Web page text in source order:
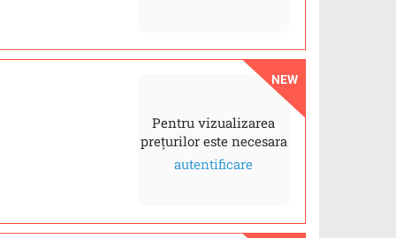
NEW
Pentru vizualizarea
prețurilor este necesara
autentificare